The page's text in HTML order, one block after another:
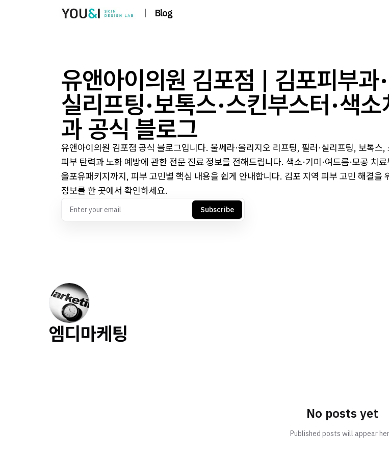
| Blog
유앤아이의원 김포점 | 김포피부과
실리프팅·보톡스·스킨부스터·색
과 공식 블로그
유앤아이의원 김포점 공식 블로그입니다. 울쎄라·올리지오 리프팅, 필러·실리프팅, 보톡스,
피부 탄력과 노화 예방에 관한 전문 진료 정보를 전해드립니다. 색소·기미·여드름·모공 치
올포유패키지까지, 피부 고민별 핵심 내용을 쉽게 안내합니다. 김포 지역 피부 고민 해결을
정보를 한 곳에서 확인하세요.
Subscribe
엠디마케팅
No posts yet
Published posts will appear